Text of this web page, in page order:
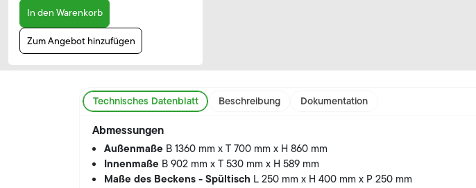
In den Warenkorb
Zum Angebot hinzufügen
Technisches Datenblatt Beschreibung Dokumentation
Abmessungen
Außenmaße B 1360 mm x T 700 mm x H 860 mm
Innenmaße B 902 mm x T 530 mm x H 589 mm
Maße des Beckens - Spültisch L 250 mm x H 400 mm x P 250 mm